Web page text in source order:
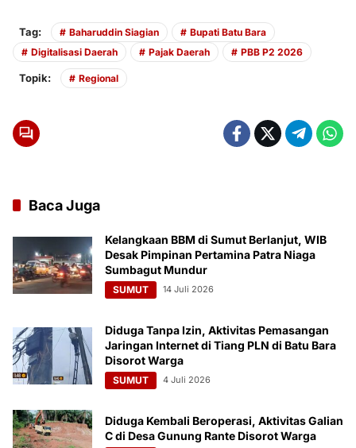
Tag: Baharuddin Siagian
Bupati Batu Bara
Digitalisasi Daerah
Pajak Daerah PBB P2 2026
Topik: Regional
Baca Juga
Kelangkaan BBM di Sumut Berlanjut, WIB
Desak Pimpinan Pertamina Patra Niaga
Sumbagut Mundur
SUMUT 14 Juli 2026
Diduga Tanpa Izin, Aktivitas Pemasangan
Jaringan Internet di Tiang PLN di Batu Bara
Disorot Warga
SUMUT 4 Juli 2026
Diduga Kembali Beroperasi, Aktivitas Galian
C di Desa Gunung Rante Disorot Warga